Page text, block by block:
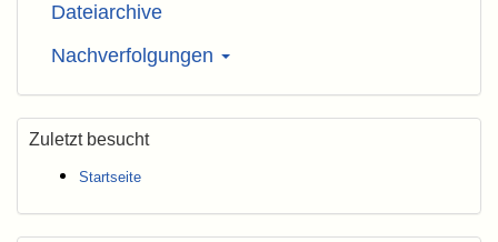
Dateiarchive
Nachverfolgungen
Zuletzt besucht
Startseite